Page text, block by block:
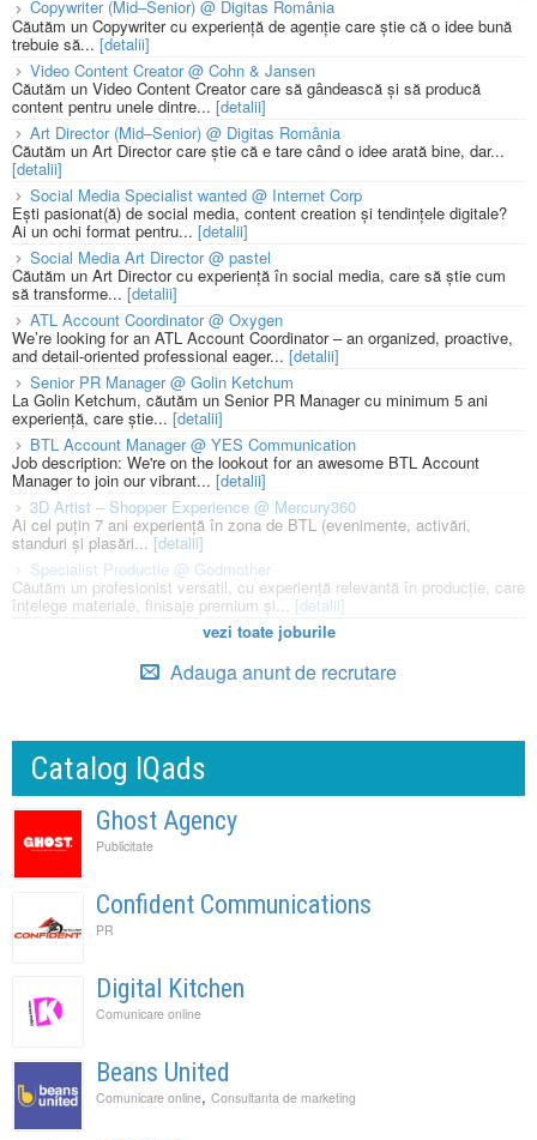
Copywriter (Mid–Senior) @ Digitas România
Căutăm un Copywriter cu experiență de agenție care știe că o idee bună
trebuie să... [detalii]
Video Content Creator @ Cohn & Jansen
Căutăm un Video Content Creator care să gândească și să producă
content pentru unele dintre... [detalii]
Art Director (Mid–Senior) @ Digitas România
Căutăm un Art Director care știe că e tare când o idee arată bine, dar...
[detalii]
Social Media Specialist wanted @ Internet Corp
Ești pasionat(ă) de social media, content creation și tendințele digitale?
Ai un ochi format pentru... [detalii]
Social Media Art Director @ pastel
Căutăm un Art Director cu experiență în social media, care să știe cum
să transforme... [detalii]
ATL Account Coordinator @ Oxygen
We’re looking for an ATL Account Coordinator – an organized, proactive,
and detail-oriented professional eager... [detalii]
Senior PR Manager @ Golin Ketchum
La Golin Ketchum, căutăm un Senior PR Manager cu minimum 5 ani
experiență, care știe... [detalii]
BTL Account Manager @ YES Communication
Job description: We're on the lookout for an awesome BTL Account
Manager to join our vibrant... [detalii]
3D Artist – Shopper Experience @ Mercury360
Ai cel puțin 7 ani experiență în zona de BTL (evenimente, activări,
standuri și plasări... [detalii]
Specialist Productie @ Godmother
Căutăm un profesionist versatil, cu experiență relevantă în producție, care
înțelege materiale, finisaje premium și... [detalii]
vezi toate joburile
Adauga anunt de recrutare
Catalog IQads
Ghost Agency
Publicitate
Confident Communications
PR
Digital Kitchen
Comunicare online
Beans United
Comunicare online, Consultanta de marketing